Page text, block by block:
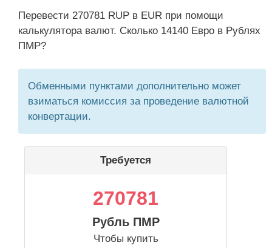
Перевести 270781 RUP в EUR при помощи
калькулятора валют. Сколько 14140 Евро в Рублях
ПМР?
Обменными пунктами дополнительно может
взиматься комиссия за проведение валютной
конвертации.
Требуется
270781
Рубль ПМР
Чтобы купить